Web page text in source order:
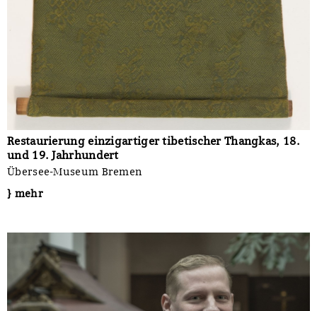
Restaurierung einzigartiger tibetischer Thangkas, 18.
und 19. Jahrhundert
Übersee-Museum Bremen
} mehr